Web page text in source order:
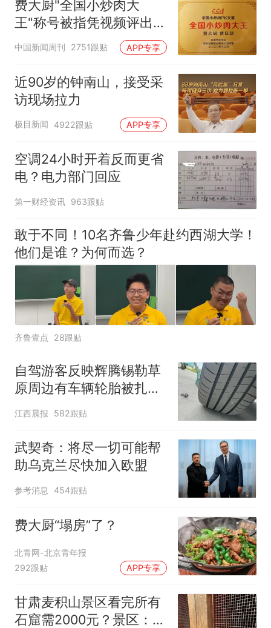
费大厨"全国小炒肉大
王"称号被指凭视频评出
官方回应
中国新闻周刊 2751跟贴 APP专享
近90岁的钟南山，接受采
访现场拉力
极目新闻 4922跟贴 APP专享
空调24小时开着反而更省
电？电力部门回应
第一财经资讯 963跟贴
敢于不同！10名齐鲁少年赴约西湖大学！
他们是谁？为何而选？
齐鲁壹点 28跟贴
自驾游客反映辉腾锡勒草
原周边有车辆轮胎被扎，
修理店铺换胎价格高达千
江西晨报 582跟贴
武契奇：将尽一切可能帮
助乌克兰尽快加入欧盟
参考消息 454跟贴
费大厨“塌房”了？
北青网-北京青年报
292跟贴
APP专享
甘肃麦积山景区看完所有
石窟需2000元？景区：部